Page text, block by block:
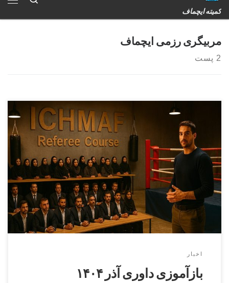
کمیته ایچماف
مربیگری رزمی ایچماف
2 پست
مدرس دوره سید رضا سیدیان آقایان و بانوانزمان : ۱۴ آذر
۱۴۰۴مسولین برگزاری : سامان ماله میر و مائده حسینی هوشیار
ثبت نام فقط از طریق پنل کاربری فدراسیون انجام می
شودhttps://irmaaf.ir محل برگزاری : کرج , میدان استاندارد,
ورزشگاه شریعتی
اخبار
بازآموزی داوری آذر ۱۴۰۴